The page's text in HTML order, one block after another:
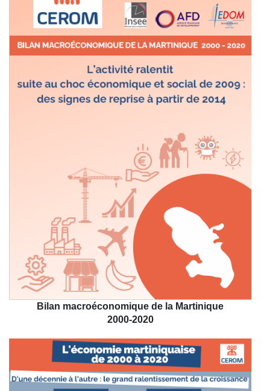
Bilan macroéconomique de la Martinique
2000-2020